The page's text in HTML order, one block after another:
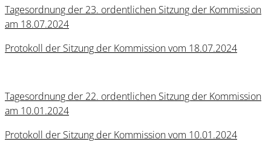
Tagesordnung der 23. ordentlichen Sitzung der Kommission
am 18.07.2024
Protokoll der Sitzung der Kommission vom 18.07.2024
Tagesordnung der 22. ordentlichen Sitzung der Kommission
am 10.01.2024
Protokoll der Sitzung der Kommission vom 10.01.2024